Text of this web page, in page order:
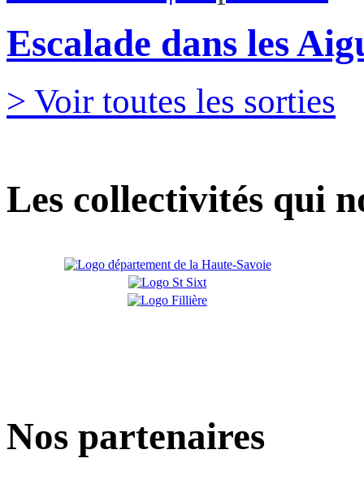
Escalade dans les
> Voir toutes les sorties
Les collectivités qui
Nos partenaires